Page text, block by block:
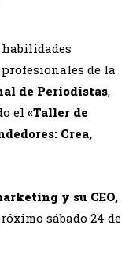
de la
de Periodistas,
el «Taller de
Crea,
y su CEO,
sábado 24 de